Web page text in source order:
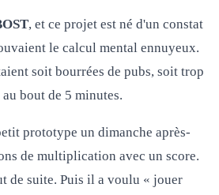
, et ce projet est né d'un constat
le calcul mental ennuyeux.
soit bourrées de pubs, soit trop
bout de 5 minutes.
prototype un dimanche après-
de multiplication avec un score.
de suite. Puis il a voulu « jouer